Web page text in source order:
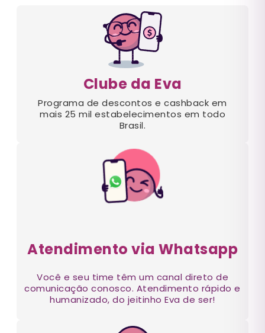
Clube da Eva
Programa de descontos e cashback em
mais 25 mil estabelecimentos em todo
Brasil.
Atendimento via Whatsapp
Você e seu time têm um canal direto de
comunicação conosco. Atendimento rápido e
humanizado, do jeitinho Eva de ser!